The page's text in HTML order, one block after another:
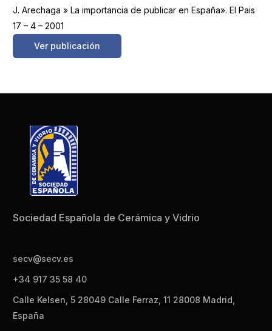
J. Arechaga » La importancia de publicar en España». El Pais
17 – 4 – 2001
Ver publicación
Sociedad Española de Cerámica y Vidrio
secv@secv.es
+34 917 35 58 40
Calle Kelsen, 5 28049 Calle Ferraz, 11 28008 Madrid,
España